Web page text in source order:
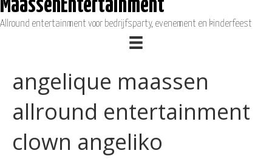
MaassenEntertainment
Allround entertainment voor bedrijfsparty, evenement en kinderfeest
angelique maassen
allround entertainment
clown angeliko